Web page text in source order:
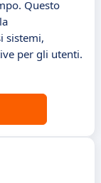
Questo
sistemi,
per gli utenti.